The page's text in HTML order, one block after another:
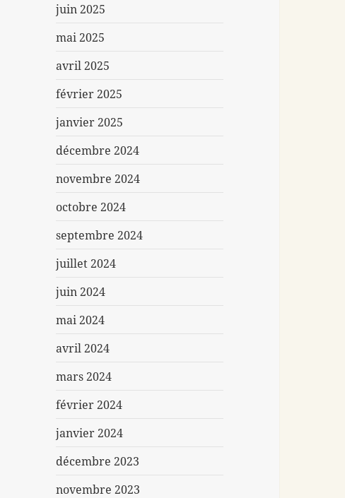
juin 2025
mai 2025
avril 2025
février 2025
janvier 2025
décembre 2024
novembre 2024
octobre 2024
septembre 2024
juillet 2024
juin 2024
mai 2024
avril 2024
mars 2024
février 2024
janvier 2024
décembre 2023
novembre 2023